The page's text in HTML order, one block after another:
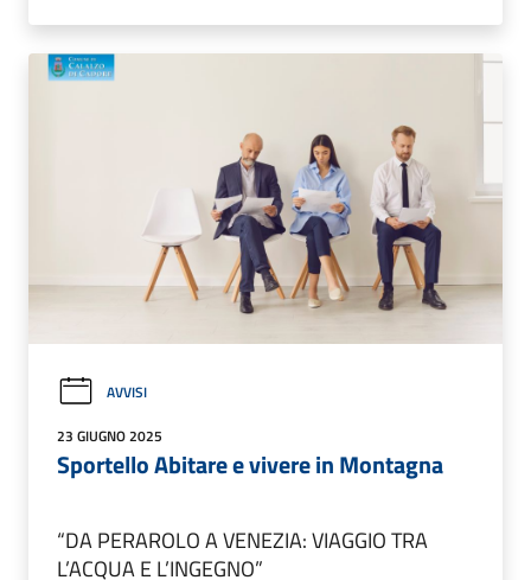
AVVISI
23 GIUGNO 2025
Sportello Abitare e vivere in Montagna
“DA PERAROLO A VENEZIA: VIAGGIO TRA
L’ACQUA E L’INGEGNO”